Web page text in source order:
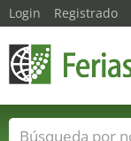
Login Registrado